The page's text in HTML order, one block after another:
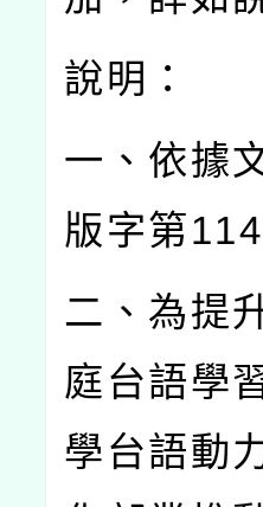
說明：
一、依據
版字第
二、為提
庭台語學
學台語動